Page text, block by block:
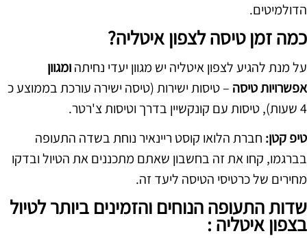
הדולמיטים.
כמה זמן טיסה לצפון איטליה?
על מנת להגיע לצפון איטליה יש מגוון יעדי נחיתהומגוון
אפשרויות טיסה – טיסות ישירות (טיסה ישירה עורכת בממוצע כ
4 שעות), טיסות עם קונקשיין בדרך וטיסות צ'רטר.
טיפ קטן: חברת הלואו קוסט ריינאיר נוחת בשדה התעופה
בברגמו, קחו את זה בחשבון שאתם מתכננים את הטיול ובדקו
מחירים של כרטיסי הטיסה ליעד זה.
שדות התעופה הנוחים והזמינים ביותר לטיול
בצפון איטליה :